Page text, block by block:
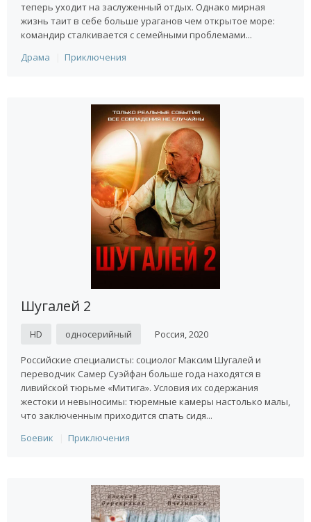
теперь уходит на заслуженный отдых. Однако мирная
жизнь таит в себе больше ураганов чем открытое море:
командир сталкивается с семейными проблемами...
Драма
Приключения
Шугалей 2
HD односерийный Россия, 2020
Российские специалисты: социолог Максим Шугалей и
переводчик Самер Суэйфан больше года находятся в
ливийской тюрьме «Митига». Условия их содержания
жестоки и невыносимы: тюремные камеры настолько малы,
что заключенным приходится спать сидя...
Боевик
Приключения